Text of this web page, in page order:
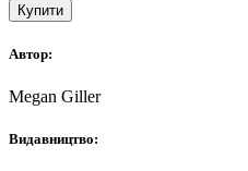
Купити
Автор:
Megan Giller
Видавництво: